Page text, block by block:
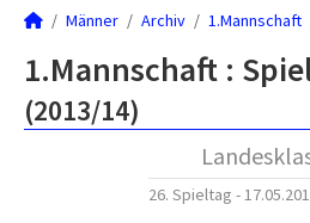
Männer Archiv 1.Mannschaft
1.Mannschaft :
(2013/14)
26. Spieltag -